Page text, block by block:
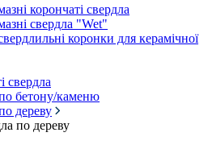
корончаті свердла
свердла "Wet"
коронки для керамічної
свердла
бетону/каменю
дереву
по дереву